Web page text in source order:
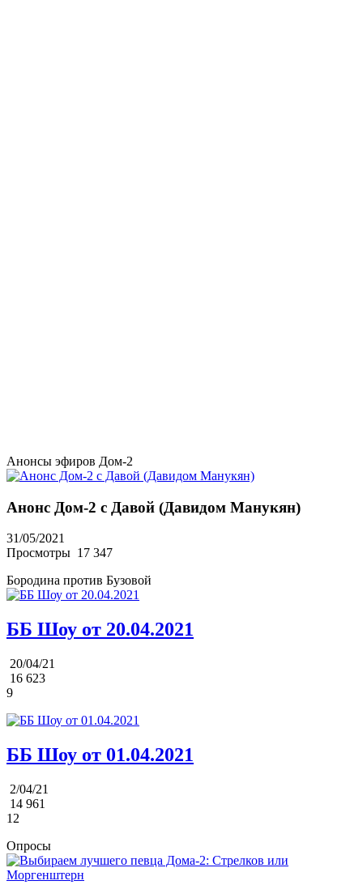
Анонсы эфиров Дом-2
Анонс Дом-2 с Давой (Давидом Манукян)
31/05/2021
Просмотры 17 347
Бородина против Бузовой
ББ Шоу от 20.04.2021
20/04/21
16 623
9
ББ Шоу от 01.04.2021
2/04/21
14 961
12
Опросы